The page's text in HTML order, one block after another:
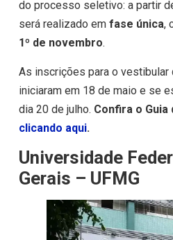
do processo seletivo: a partir
será realizado em fase única,
1º de novembro.
As inscrições para o vestibular
iniciaram em 18 de maio e se
dia 20 de julho. Confira o Guia
clicando aqui.
Universidade
Gerais – UFMG